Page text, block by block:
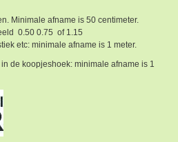
Minimale afname is 50 centimeter.
0.50 0.75 of 1.15
etc: minimale afname is 1 meter.
de koopjeshoek: minimale afname is 1